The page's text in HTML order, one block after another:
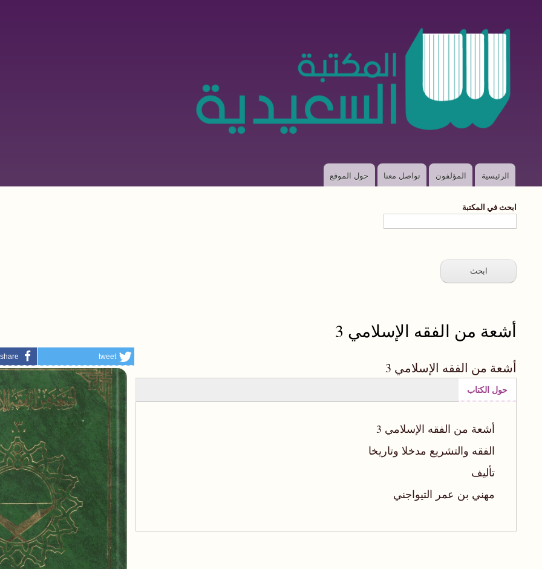
Mainالرئيسية المؤلفون تواصل معنا حول الموقع
ابحث في المكتبة
أشعة من الفقه الإسلامي 3
أشعة من الفقه الإسلامي 3
حول الكتاب
(علامة
النشطة)
أشعة من الفقه الإسلامي 3
الفقه والتشريع مدخلا وتاريخا
تأليف
مهني بن عمر التيواجني
tweet
share